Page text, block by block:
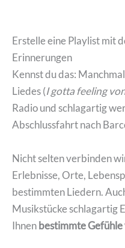
Erstelle eine Playlist mit
Erinnerungen
Kennst du das:
Liedes (I gotta feeling
Radio und schlagartig
Abschlussfahrt nach
Nicht selten verbinden
Erlebnisse, Orte,
bestimmten Liedern.
Musikstücke schlagartig
Ihnenbestimmte